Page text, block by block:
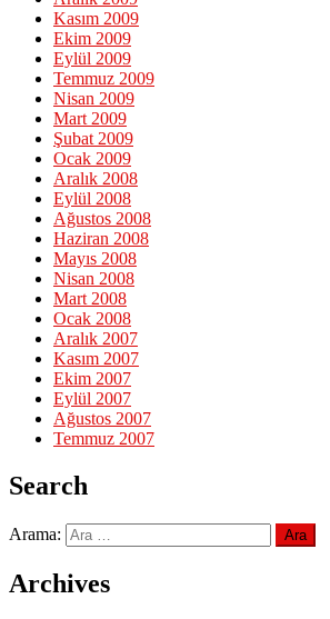
Kasım 2009
Ekim 2009
Eylül 2009
Temmuz 2009
Nisan 2009
Mart 2009
Şubat 2009
Ocak 2009
Aralık 2008
Eylül 2008
Ağustos 2008
Haziran 2008
Mayıs 2008
Nisan 2008
Mart 2008
Ocak 2008
Aralık 2007
Kasım 2007
Ekim 2007
Eylül 2007
Ağustos 2007
Temmuz 2007
Search
Arama:
Archives